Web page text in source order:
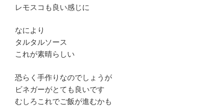
レモスコも良い感じに
なにより
タルタルソース
これが素晴らしい
恐らく手作りなのでしょうが
ビネガーがとても良いです
むしろこれでご飯が進むかも